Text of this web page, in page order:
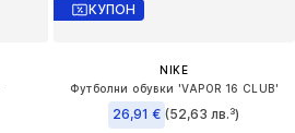
КУПОН
NIKE
Футболни обувки 'VAPOR 16 CLUB'
26,91 € (52,63 лв.³)